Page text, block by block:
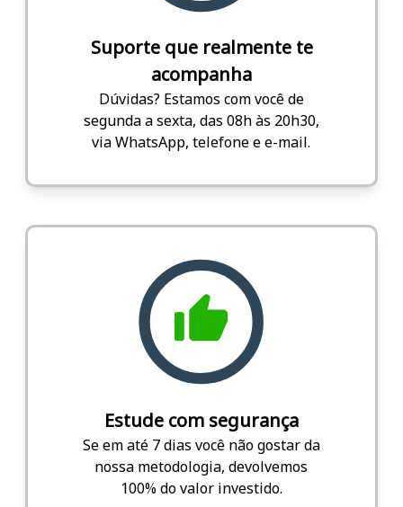
Suporte que realmente te
acompanha
Dúvidas? Estamos com você de
segunda a sexta, das 08h às 20h30,
via WhatsApp, telefone e e-mail.
Estude com segurança
Se em até 7 dias você não gostar da
nossa metodologia, devolvemos
100% do valor investido.